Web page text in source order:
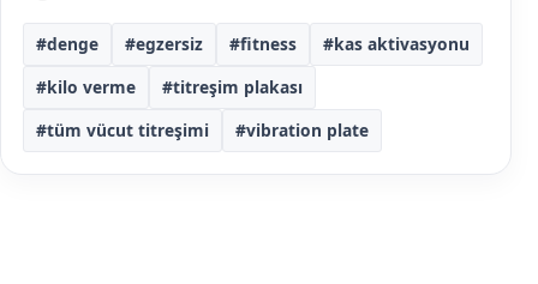
#denge #egzersiz #fitness
#kas aktivasyonu
#kilo verme
#titreşim plakası
#tüm vücut titreşimi
#vibration plate